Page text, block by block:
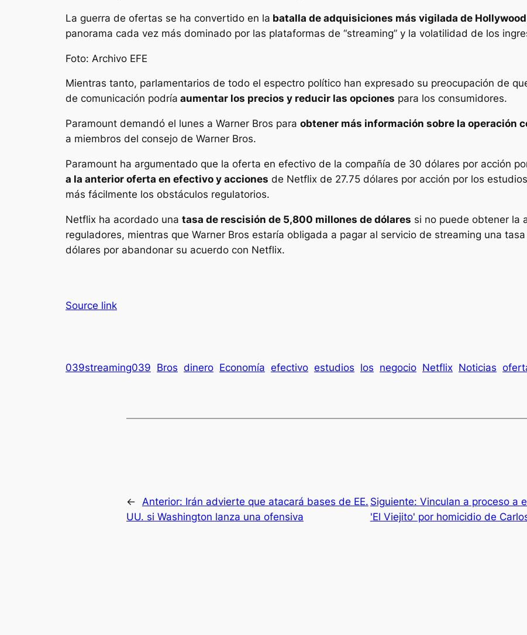
La guerra de ofertas se ha convertido en la batalla de adquisiciones más vigilada de
panorama cada vez más dominado por las plataformas de “streaming” y la volatilidad de los
Foto: Archivo EFE
Mientras tanto, parlamentarios de todo el espectro político han expresado su preocupación de
de comunicación podría aumentar los precios y reducir las opciones para los consumidores.
Paramount demandó el lunes a Warner Bros para obtener más información sobre la operación
a miembros del consejo de Warner Bros.
Paramount ha argumentado que la oferta en efectivo de la compañía de 30 dólares por acción
a la anterior oferta en efectivo y acciones de Netflix de 27.75 dólares por acción por los
más fácilmente los obstáculos regulatorios.
Netflix ha acordado una tasa de rescisión de 5,800 millones de dólares si no puede obtener la
reguladores, mientras que Warner Bros estaría obligada a pagar al servicio de streaming una
dólares por abandonar su acuerdo con Netflix.
Source link
039streaming039 Bros dinero Economía efectivo estudios los negocio Netflix Noticias
← Anterior: Irán advierte que atacará bases de EE.
UU. si Washington lanza una ofensiva
Siguiente: Vinculan a proceso a
'El Viejito' por homicidio de